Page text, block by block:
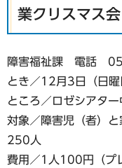
業クリスマス会
障害福祉課 電話
とき／12月3日（日
ところ／ロゼシアター
対象／障害児（者）
250人
費用／1人100円（プ